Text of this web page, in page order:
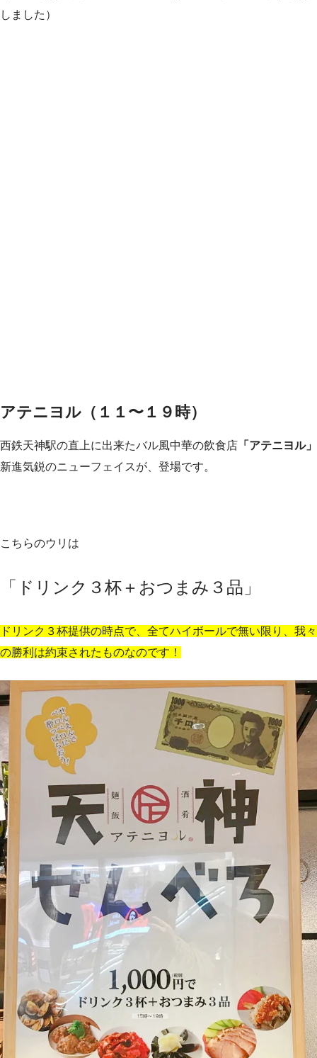
しました）
アテニヨル（１１〜１９時）
西鉄天神駅の直上に出来たバル風中華の飲食店 「アテニヨル」
新進気鋭のニューフェイスが、登場です。
こちらのウリは
「ドリンク３杯＋おつまみ３品」
ドリンク３杯提供の時点で、全てハイボールで無い限り、我々
の勝利は約束されたものなのです！